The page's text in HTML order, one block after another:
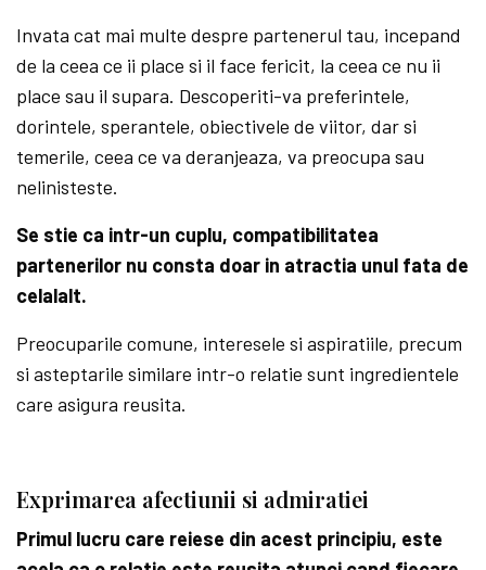
Invata cat mai multe despre partenerul tau, incepand
de la ceea ce ii place si il face fericit, la ceea ce nu ii
place sau il supara. Descoperiti-va preferintele,
dorintele, sperantele, obiectivele de viitor, dar si
temerile, ceea ce va deranjeaza, va preocupa sau
nelinisteste.
Se stie ca intr-un cuplu, compatibilitatea
partenerilor nu consta doar in atractia unul fata de
celalalt.
Preocuparile comune, interesele si aspiratiile, precum
si asteptarile similare intr-o relatie sunt ingredientele
care asigura reusita.
Exprimarea afectiunii si admiratiei
Primul lucru care reiese din acest principiu, este